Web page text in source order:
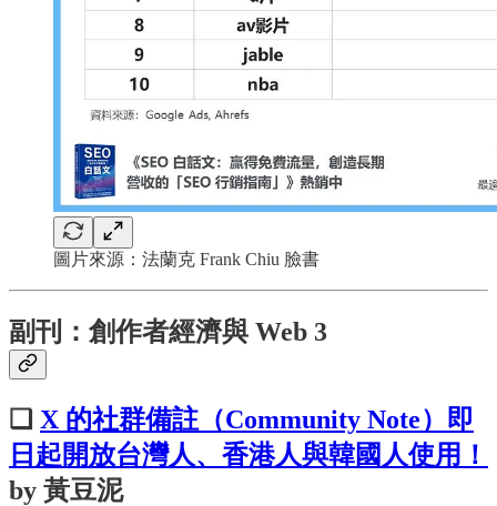
圖片來源：法蘭克 Frank Chiu 臉書
副刊：創作者經濟與 Web 3
❏ X 的社群備註（Community Note）即
日起開放台灣人、香港人與韓國人使用！
by 黃豆泥